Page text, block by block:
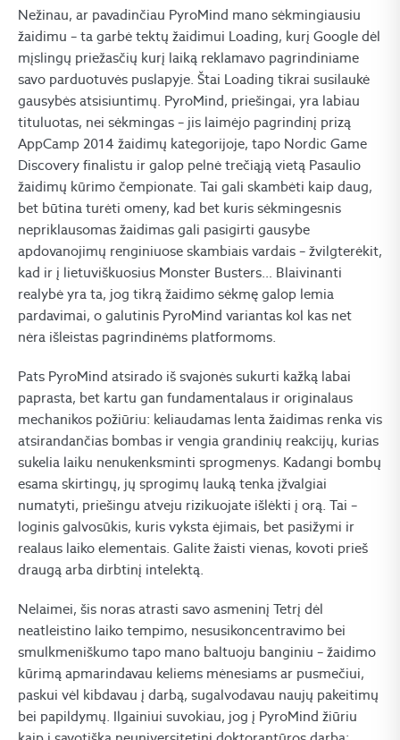
Nežinau, ar pavadinčiau PyroMind mano sėkmingiausiu
žaidimu – ta garbė tektų žaidimui Loading, kurį Google dėl
mįslingų priežasčių kurį laiką reklamavo pagrindiniame
savo parduotuvės puslapyje. Štai Loading tikrai susilaukė
gausybės atsisiuntimų. PyroMind, priešingai, yra labiau
tituluotas, nei sėkmingas – jis laimėjo pagrindinį prizą
AppCamp 2014 žaidimų kategorijoje, tapo Nordic Game
Discovery finalistu ir galop pelnė trečiąją vietą Pasaulio
žaidimų kūrimo čempionate. Tai gali skambėti kaip daug,
bet būtina turėti omeny, kad bet kuris sėkmingesnis
nepriklausomas žaidimas gali pasigirti gausybe
apdovanojimų renginiuose skambiais vardais – žvilgterėkit,
kad ir į lietuviškuosius Monster Busters… Blaivinanti
realybė yra ta, jog tikrą žaidimo sėkmę galop lemia
pardavimai, o galutinis PyroMind variantas kol kas net
nėra išleistas pagrindinėms platformoms.
Pats PyroMind atsirado iš svajonės sukurti kažką labai
paprasta, bet kartu gan fundamentalaus ir originalaus
mechanikos požiūriu: keliaudamas lenta žaidimas renka vis
atsirandančias bombas ir vengia grandinių reakcijų, kurias
sukelia laiku nenukenksminti sprogmenys. Kadangi bombų
esama skirtingų, jų sprogimų lauką tenka įžvalgiai
numatyti, priešingu atveju rizikuojate išlėkti į orą. Tai –
loginis galvosūkis, kuris vyksta ėjimais, bet pasižymi ir
realaus laiko elementais. Galite žaisti vienas, kovoti prieš
draugą arba dirbtinį intelektą.
Nelaimei, šis noras atrasti savo asmeninį Tetrį dėl
neatleistino laiko tempimo, nesusikoncentravimo bei
smulkmeniškumo tapo mano baltuoju banginiu – žaidimo
kūrimą apmarindavau keliems mėnesiams ar pusmečiui,
paskui vėl kibdavau į darbą, sugalvodavau naujų pakeitimų
bei papildymų. Ilgainiui suvokiau, jog į PyroMind žiūriu